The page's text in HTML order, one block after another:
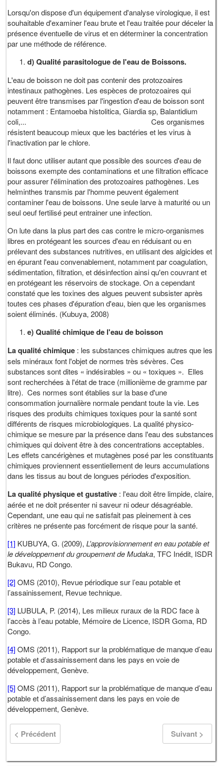
Lorsqu'on dispose d'un équipement d'analyse virologique, il est
souhaitable d'examiner l'eau brute et l'eau traitée pour déceler la
présence éventuelle de virus et en déterminer la concentration
par une méthode de référence.
d) Qualité parasitologue de l'eau de Boissons.
L'eau de boisson ne doit pas contenir des protozoaires
intestinaux pathogènes. Les espèces de protozoaires qui
peuvent être transmises par l'ingestion d'eau de boisson sont
notamment : Entamoeba histolitica, Giardia sp, Balantidium
coli,... Ces organismes
résistent beaucoup mieux que les bactéries et les virus à
l'inactivation par le chlore.
Il faut donc utiliser autant que possible des sources d'eau de
boissons exempte des contaminations et une filtration efficace
pour assurer l'élimination des protozoaires pathogènes. Les
helminthes transmis par l'homme peuvent également
contaminer l'eau de boissons. Une seule larve à maturité ou un
seul oeuf fertilisé peut entrainer une infection.
On lute dans la plus part des cas contre le micro-organismes
libres en protégeant les sources d'eau en réduisant ou en
prélevant des substances nutritives, en utilisant des algicides et
en épurant l'eau convenablement, notamment par coagulation,
sédimentation, filtration, et désinfection ainsi qu'en couvrant et
en protégeant les réservoirs de stockage. On a cependant
constaté que les toxines des algues peuvent subsister après
toutes ces phases d'épuration d'eau, bien que les organismes
soient éliminés. (Kubuya, 2008)
e) Qualité chimique de l'eau de boisson
La qualité chimique : les substances chimiques autres que les
sels minéraux font l'objet de normes très sévères. Ces
substances sont dites « indésirables » ou « toxiques ». Elles
sont recherchées à l'état de trace (millionième de gramme par
litre). Ces normes sont établies sur la base d'une
consommation journalière normale pendant toute la vie. Les
risques des produits chimiques toxiques pour la santé sont
différents de risques microbiologiques. La qualité physico-
chimique se mesure par la présence dans l'eau des substances
chimiques qui doivent être à des concentrations acceptables.
Les effets cancérigènes et mutagènes posé par les constituants
chimiques proviennent essentiellement de leurs accumulations
dans les tissus au bout de longues périodes d'exposition.
La qualité physique et gustative : l'eau doit être limpide, claire,
aérée et ne doit présenter ni saveur ni odeur désagréable.
Cependant, une eau qui ne satisfait pas pleinement à ces
critères ne présente pas forcément de risque pour la santé.
[1] KUBUYA, G. (2009),L’approvisionnement en eau potable et
le développement du groupement de Mudaka, TFC Inédit, ISDR
Bukavu, RD Congo.
[2]OMS (2010), Revue périodique sur l’eau potable et
l’assainissement, Revue technique.
[3] LUBULA, P. (2014), Les milieux ruraux de la RDC face à
l’accès à l’eau potable, Mémoire de Licence, ISDR Goma, RD
Congo.
[4]OMS (2011), Rapport sur la problématique de manque d’eau
potable et d’assainissement dans les pays en voie de
développement, Genève.
[5]OMS (2011), Rapport sur la problématique de manque d’eau
potable et d’assainissement dans les pays en voie de
développement, Genève.
< Précédent Suivant >